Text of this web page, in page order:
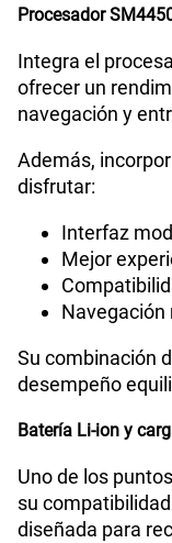
Procesador
Integra el
ofrecer un
navegación y
Además,
disfrutar:
Interfaz
Mejor
Navegación
Su combinación
desempeño
Batería Li-ion y
Uno de los
su
diseñada para